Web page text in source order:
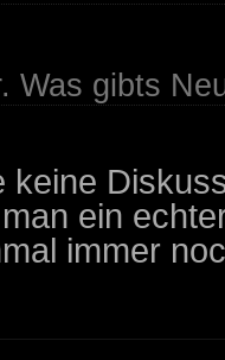
Was gibts
keine
ein
immer